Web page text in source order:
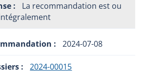
La recommandation est ou
2024-07-08
2024-00015